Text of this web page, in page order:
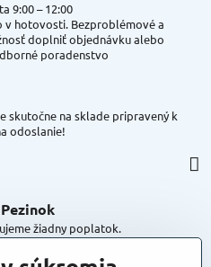
9:00 – 12:00
hotovosti. Bezproblémové a
doplniť objednávku alebo
poradenstvo
skutočne na sklade pripravený k
odoslanie!
žiadny poplatok.